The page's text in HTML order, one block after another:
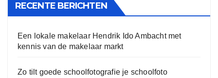
RECENTE BERICHTEN
Een lokale makelaar Hendrik Ido Ambacht met
kennis van de makelaar markt
Zo tilt goede schoolfotografie je schoolfoto